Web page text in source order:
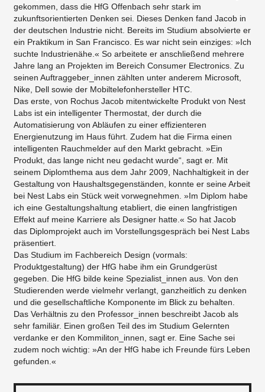
gekommen, dass die HfG Offenbach sehr stark im
zukunftsorientierten Denken sei. Dieses Denken fand Jacob in
der deutschen Industrie nicht. Bereits im Studium absolvierte er
ein Praktikum in San Francisco. Es war nicht sein einziges: »Ich
suchte Industrienähe.« So arbeitete er anschließend mehrere
Jahre lang an Projekten im Bereich Consumer Electronics. Zu
seinen Auftraggeber_innen zählten unter anderem Microsoft,
Nike, Dell sowie der Mobiltelefonhersteller HTC.
Das erste, von Rochus Jacob mitentwickelte Produkt von Nest
Labs ist ein intelligenter Thermostat, der durch die
Automatisierung von Abläufen zu einer effizienteren
Energienutzung im Haus führt. Zudem hat die Firma einen
intelligenten Rauchmelder auf den Markt gebracht. »Ein
Produkt, das lange nicht neu gedacht wurde“, sagt er. Mit
seinem Diplomthema aus dem Jahr 2009, Nachhaltigkeit in der
Gestaltung von Haushaltsgegenständen, konnte er seine Arbeit
bei Nest Labs ein Stück weit vorwegnehmen. »Im Diplom habe
ich eine Gestaltungshaltung etabliert, die einen langfristigen
Effekt auf meine Karriere als Designer hatte.« So hat Jacob
das Diplomprojekt auch im Vorstellungsgespräch bei Nest Labs
präsentiert.
Das Studium im Fachbereich Design (vormals:
Produktgestaltung) der HfG habe ihm ein Grundgerüst
gegeben. Die HfG bilde keine Spezialist_innen aus. Von den
Studierenden werde vielmehr verlangt, ganzheitlich zu denken
und die gesellschaftliche Komponente im Blick zu behalten.
Das Verhältnis zu den Professor_innen beschreibt Jacob als
sehr familiär. Einen großen Teil des im Studium Gelernten
verdanke er den Kommiliton_innen, sagt er. Eine Sache sei
zudem noch wichtig: »An der HfG habe ich Freunde fürs Leben
gefunden.«